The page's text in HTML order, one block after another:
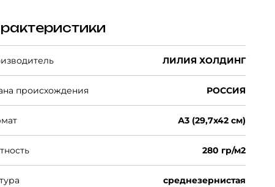
ЛИЛИЯ ХОЛДИНГ
происхождения РОССИЯ
А3 (29,7х42 см)
280 гр/м2
среднезернистая